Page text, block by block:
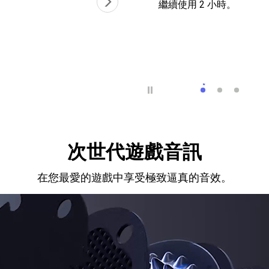
長效電池搭配快
伸縮式麥克
直覺式
繼續使用 2 小時。
次世代遊戲音訊
在您最愛的遊戲中享受極致逼真的音效。